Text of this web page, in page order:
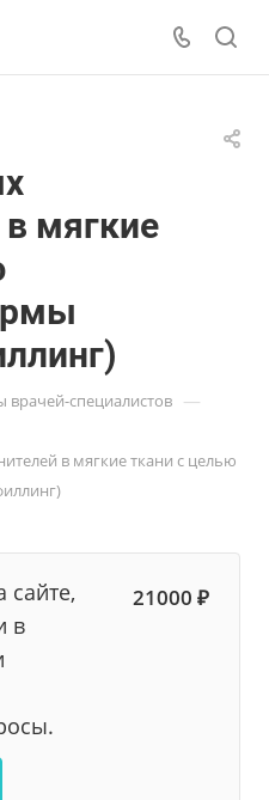
мягкие
врачей-специалистов —
в мягкие ткани с целью
сайте,
в
21000 ₽